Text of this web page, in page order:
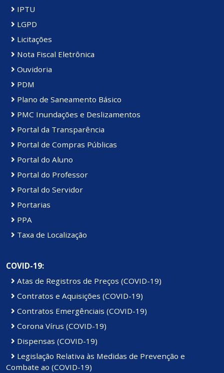
IPTU
LGPD
Licitações
Nota Fiscal Eletrônica
Ouvidoria
PDM
Plano de Saneamento Básico
PMC Inundações e Deslizamentos
Portal da Transparência
Portal de Compras Públicas
Portal do Aluno
Portal do Professor
Portal do Servidor
Portarias
PPA
Taxa de Localização
COVID-19:
Atas de Registros de Preços (COVID-19)
Contratos e Aquisições (COVID-19)
Contratos Emergênciais (COVID-19)
Corona Vírus (COVID-19)
Dispensas (COVID-19)
Legislação Relativa às Medidas de Prevenção e
Combate ao (COVID-19)